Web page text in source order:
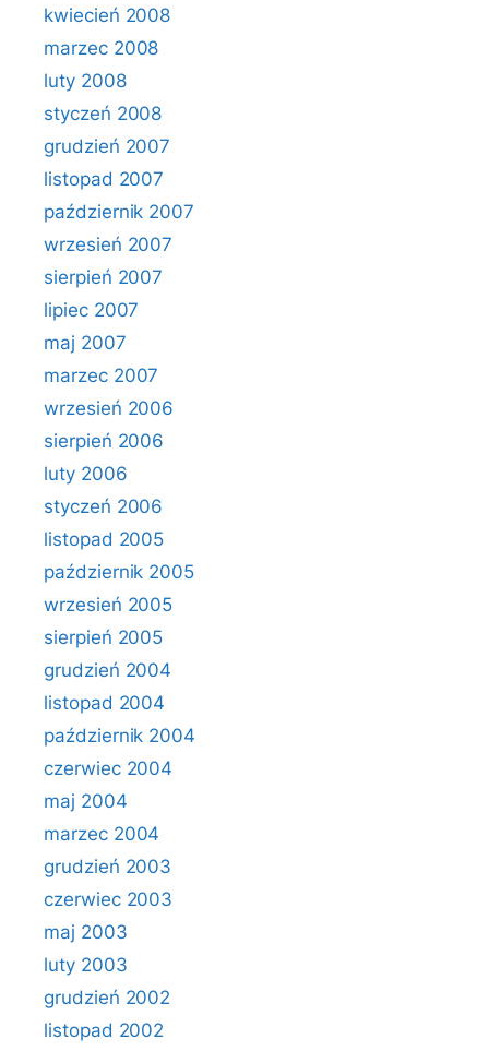
kwiecień 2008
marzec 2008
luty 2008
styczeń 2008
grudzień 2007
listopad 2007
październik 2007
wrzesień 2007
sierpień 2007
lipiec 2007
maj 2007
marzec 2007
wrzesień 2006
sierpień 2006
luty 2006
styczeń 2006
listopad 2005
październik 2005
wrzesień 2005
sierpień 2005
grudzień 2004
listopad 2004
październik 2004
czerwiec 2004
maj 2004
marzec 2004
grudzień 2003
czerwiec 2003
maj 2003
luty 2003
grudzień 2002
listopad 2002